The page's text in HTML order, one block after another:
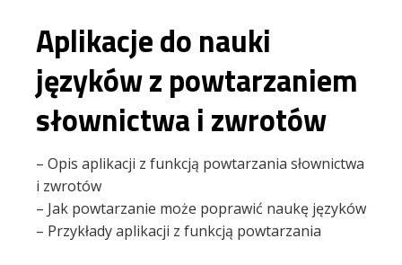
Aplikacje do nauki
języków z powtarzaniem
słownictwa i zwrotów
– Opis aplikacji z funkcją powtarzania słownictwa
i zwrotów
– Jak powtarzanie może poprawić naukę języków
– Przykłady aplikacji z funkcją powtarzania